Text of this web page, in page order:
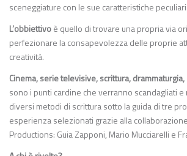
sceneggiature con le sue caratteristiche peculiari.
L’obbiettivoè quello di trovare una propria via
perfezionare la consapevolezza delle proprie
creatività.
Cinema, serie televisive, scrittura,
sono i punti cardine che verranno scandagliati
diversi metodi di scrittura sotto la guida di tre
esperienza selezionati grazie alla
Productions: Guia Zapponi, Mario Mucciarelli e